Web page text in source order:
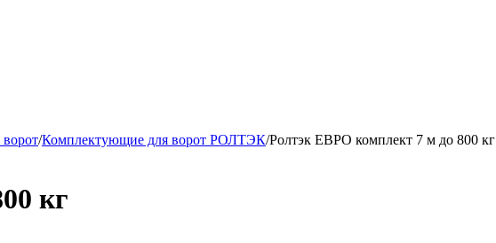
/Комплектующие для ворот РОЛТЭК/Ролтэк ЕВРО комплект 7 м до 800 кг
кг